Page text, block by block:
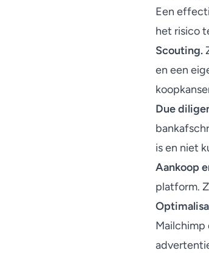
Een
het risico
Scouting.
en een
Due
is en niet
Aankoop
platform.
Mailchimp